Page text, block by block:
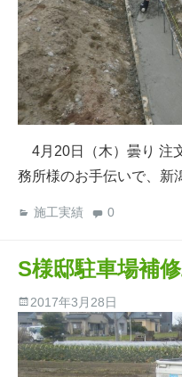
4月20日（木）曇り 注
務所様のお手伝いで、新
施工実績 0
S様邸駐車場補
2017年3月28日